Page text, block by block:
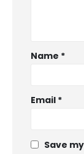
Name *
Email *
Save